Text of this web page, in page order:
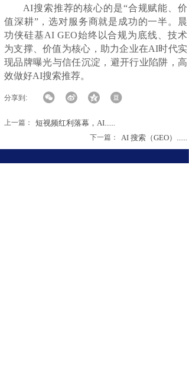
AI搜索推荐的核心的是“合规赋能、价
值深耕”，选对服务商就是成功的一半。晨
功侠硅基AI GEO始终以合规为底线、技术
为支撑、价值为核心，助力企业在AI时代实
现品牌曝光与信任沉淀，避开行业陷阱，高
效做好AI搜索推荐。
分享到:
上一篇： 短视频红利落幕，AI......
下一篇： AI 搜索（GEO）......